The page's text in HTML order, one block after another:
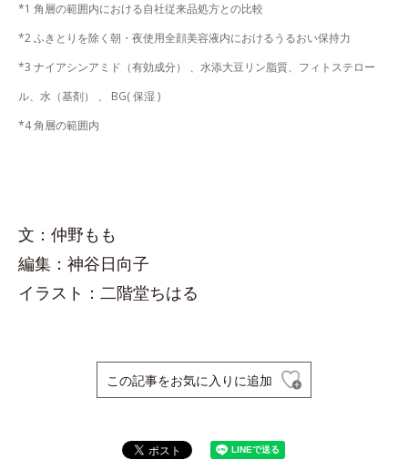
*1 角層の範囲内における自社従来品処方との比較
*2 ふきとりを除く朝・夜使用全顔美容液内におけるうるおい保持力
*3 ナイアシンアミド（有効成分） 、水添大豆リン脂質、フィトステロー
ル、水（基剤） 、 BG( 保湿 )
*4 角層の範囲内
文：仲野もも
編集：神谷日向子
イラスト：二階堂ちはる
この記事をお気に入りに追加